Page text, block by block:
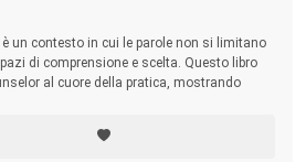
un contesto in cui le parole non si limitano
di comprensione e scelta. Questo libro
al cuore della pratica, mostrando
in modo preciso e dignitoso.